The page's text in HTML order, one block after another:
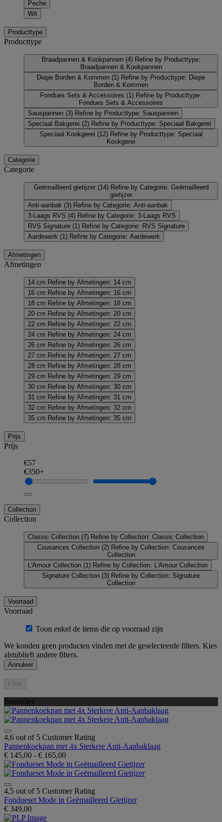
Peche
Wit
Producttype
Producttype
Braadpannen & Kookpannen (4) Refine by Producttype:
Braadpannen & Kookpannen
Diepe Borden & Kommen (1) Refine by Producttype: Diepe
Borden & Kommen
Fondues Sets & Accessoires (1) Refine by Producttype:
Fondues Sets & Accessoires
Sauspannen (3) Refine by Producttype: Sauspannen
Speciaal Bakgerei (2) Refine by Producttype: Speciaal Bakgerei
Speciaal Kookgerei (12) Refine by Producttype: Speciaal
Kookgerei
Categorie
Categorie
Geëmailleerd gietijzer (14) Refine by Categorie: Geëmailleerd
gietijzer
Anti-aanbak (3) Refine by Categorie: Anti-aanbak
3-Laags RVS (4) Refine by Categorie: 3-Laags RVS
RVS Signature (1) Refine by Categorie: RVS Signature
Aardewerk (1) Refine by Categorie: Aardewerk
Afmetingen
Afmetingen
14 cm Refine by Afmetingen: 14 cm
16 cm Refine by Afmetingen: 16 cm
18 cm Refine by Afmetingen: 18 cm
20 cm Refine by Afmetingen: 20 cm
22 cm Refine by Afmetingen: 22 cm
24 cm Refine by Afmetingen: 24 cm
26 cm Refine by Afmetingen: 26 cm
27 cm Refine by Afmetingen: 27 cm
28 cm Refine by Afmetingen: 28 cm
29 cm Refine by Afmetingen: 29 cm
30 cm Refine by Afmetingen: 30 cm
31 cm Refine by Afmetingen: 31 cm
32 cm Refine by Afmetingen: 32 cm
35 cm Refine by Afmetingen: 35 cm
Prijs
Prijs
€57
€350+
Collection
Collection
Classic Collection (7) Refine by Collection: Classic Collection
Cousances Collection (2) Refine by Collection: Cousances
Collection
L'Amour Collection (1) Refine by Collection: L'Amour Collection
Signature Collection (3) Refine by Collection: Signature
Collection
Voorraad
Voorraad
Toon enkel de items die op voorraad zijn
We konden geen producten vinden met de geselecteerde filters. Kies
alstublieft andere filters.
Annuleer
Filter
Bestseller
4,6 out of 5 Customer Rating
Pannenkoekpan met 4x Sterkere Anti-Aanbaklaag
€ 145,00 - € 165,00
4,5 out of 5 Customer Rating
Fondueset Mode in Geëmailleerd Gietijzer
€ 349,00